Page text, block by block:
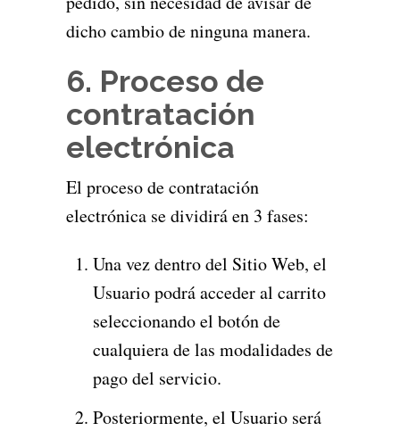
dicho cambio de ninguna manera.
6. Proceso de
contratación
electrónica
El proceso de contratación
electrónica se dividirá en 3 fases:
Una vez dentro del Sitio Web, el
Usuario podrá acceder al carrito
seleccionando el botón de
cualquiera de las modalidades de
pago del servicio.
Posteriormente, el Usuario será